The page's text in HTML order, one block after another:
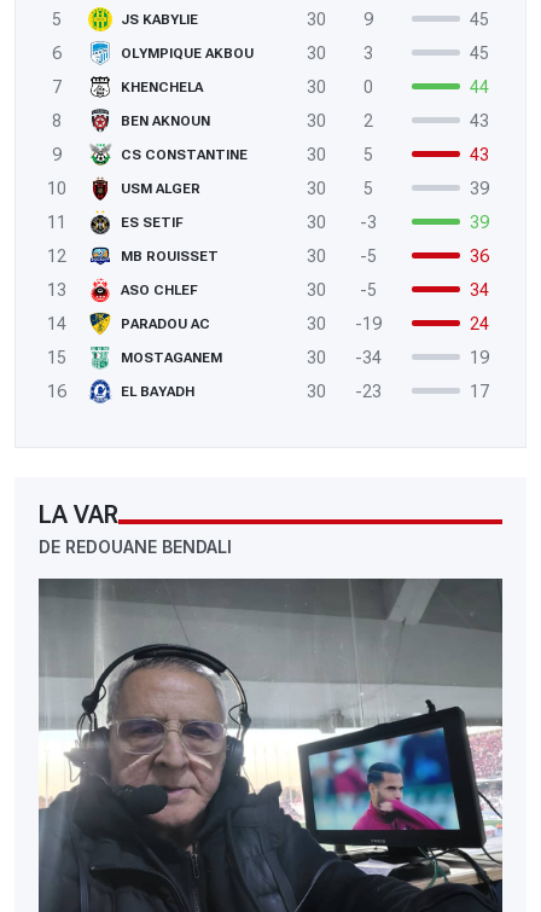
5
JS KABYLIE 30 9
45
6
OLYMPIQUE AKBOU 30 3
45
7
KHENCHELA 30 0
44
8
BEN AKNOUN 30 2
43
9
CS CONSTANTINE 30 5
43
10
USM ALGER 30 5
39
11
ES SETIF 30 -3
39
12
MB ROUISSET 30 -5
36
13
ASO CHLEF 30 -5
34
14
PARADOU AC 30 -19
24
15
MOSTAGANEM 30 -34
19
16
EL BAYADH 30 -23 17
LA VAR
DE REDOUANE BENDALI